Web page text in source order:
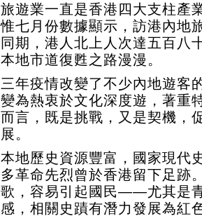
旅遊業一直是香港四大支柱產
惟七月份數據顯示，訪港內地
同期，港人北上人次達五百八
本地市道復甦之路漫漫。
三年疫情改變了不少內地遊客
變為熱衷於文化深度遊，著重
而言，既是挑戰，又是契機，
展。
本地歷史資源豐富，國家現代
多革命先烈曾於香港留下足跡
歌，容易引起國民——尤其是
感，相關史蹟有潛力發展為紅